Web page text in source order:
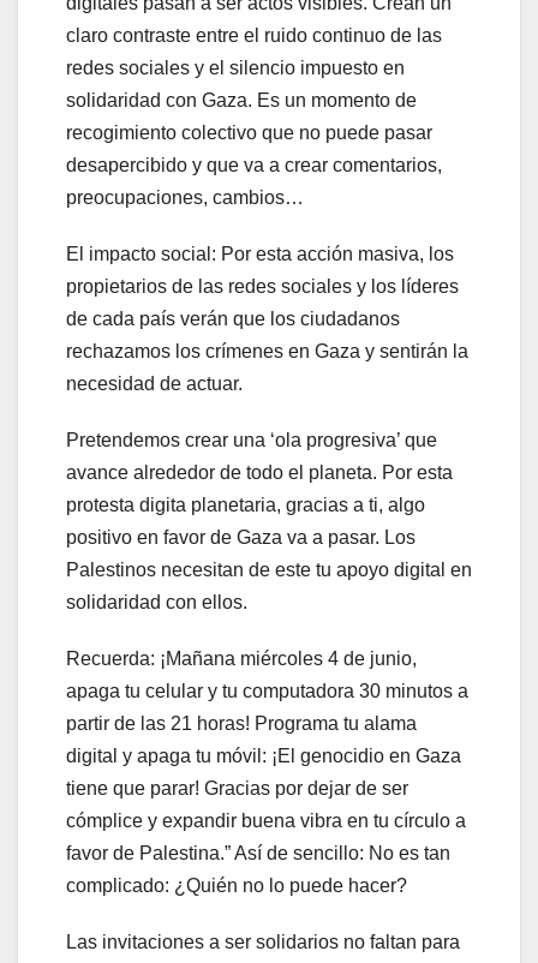
claro contraste entre el ruido continuo de las
redes sociales y el silencio impuesto en
solidaridad con Gaza. Es un momento de
recogimiento colectivo que no puede pasar
desapercibido y que va a crear comentarios,
preocupaciones, cambios…
El impacto social: Por esta acción masiva, los
propietarios de las redes sociales y los líderes
de cada país verán que los ciudadanos
rechazamos los crímenes en Gaza y sentirán la
necesidad de actuar.
Pretendemos crear una ‘ola progresiva’ que
avance alrededor de todo el planeta. Por esta
protesta digita planetaria, gracias a ti, algo
positivo en favor de Gaza va a pasar. Los
Palestinos necesitan de este tu apoyo digital en
solidaridad con ellos.
Recuerda: ¡Mañana miércoles 4 de junio,
apaga tu celular y tu computadora 30 minutos a
partir de las 21 horas! Programa tu alama
digital y apaga tu móvil: ¡El genocidio en Gaza
tiene que parar! Gracias por dejar de ser
cómplice y expandir buena vibra en tu círculo a
favor de Palestina.” Así de sencillo: No es tan
complicado: ¿Quién no lo puede hacer?
Las invitaciones a ser solidarios no faltan para